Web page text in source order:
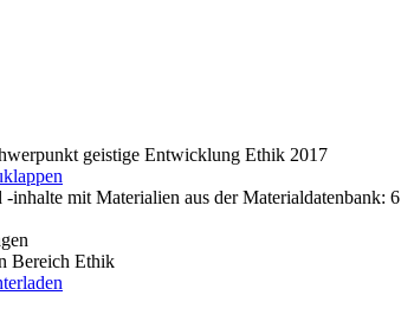
geistige Entwicklung Ethik 2017
inhalte mit Materialien aus der Materialdatenbank: 6
Bereich Ethik